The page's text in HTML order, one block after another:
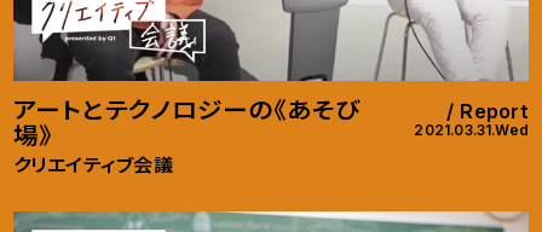
アートとテクノロジーの《あそび
場》
クリエイティブ会議
Report
2021.03.31.Wed